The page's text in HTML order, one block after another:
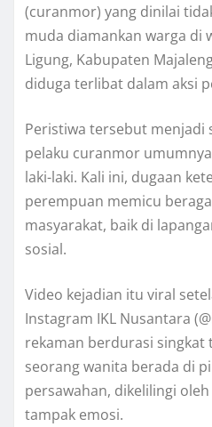
(curanmor) yang dinilai
muda diamankan warga di
Ligung, Kabupaten
diduga terlibat dalam aksi
Peristiwa tersebut menjadi
pelaku curanmor
laki-laki. Kali ini, dugaan
perempuan memicu
masyarakat, baik di
sosial.
Video kejadian itu viral
Instagram IKL Nusantara
rekaman berdurasi
seorang wanita berada di
persawahan, dikelilingi
tampak emosi.